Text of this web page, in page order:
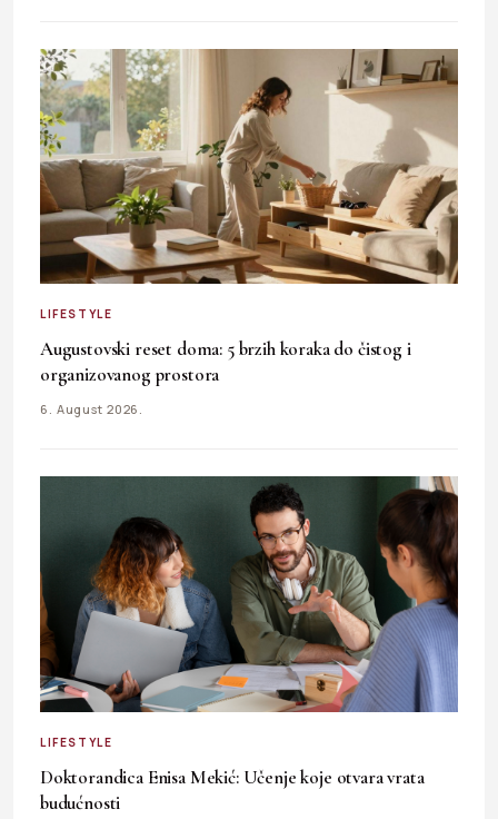
LIFESTYLE
Augustovski reset doma: 5 brzih koraka do čistog i
organizovanog prostora
6. August 2026.
LIFESTYLE
Doktorandica Enisa Mekić: Učenje koje otvara vrata
budućnosti